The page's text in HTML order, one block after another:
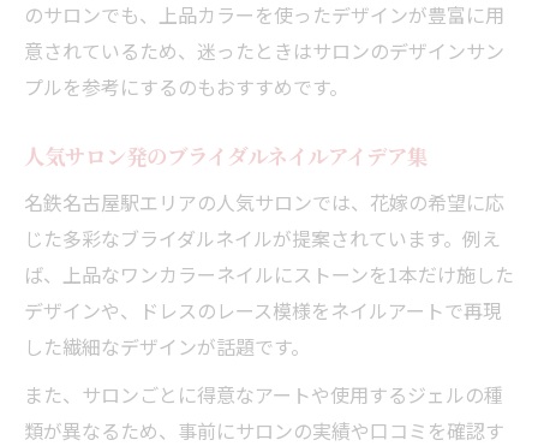
のサロンでも、上品カラーを使ったデザインが豊富に用
意されているため、迷ったときはサロンのデザインサン
プルを参考にするのもおすすめです。
人気サロン発のブライダルネイルアイデア集
名鉄名古屋駅エリアの人気サロンでは、花嫁の希望に応
じた多彩なブライダルネイルが提案されています。例え
ば、上品なワンカラーネイルにストーンを1本だけ施した
デザインや、ドレスのレース模様をネイルアートで再現
した繊細なデザインが話題です。
また、サロンごとに得意なアートや使用するジェルの種
類が異なるため、事前にサロンの実績や口コミを確認す